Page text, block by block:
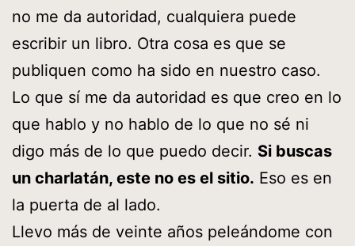
no me da autoridad, cualquiera puede
escribir un libro. Otra cosa es que se
publiquen como ha sido en nuestro caso.
Lo que sí me da autoridad es que creo en lo
que hablo y no hablo de lo que no sé ni
digo más de lo que puedo decir. Si buscas
un charlatán, este no es el sitio. Eso es en
la puerta de al lado.
Llevo más de veinte años peleándome con